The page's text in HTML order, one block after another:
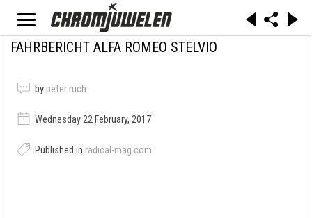
FAHRBERICHT ALFA ROMEO STELVIO
by peter ruch
Wednesday 22 February, 2017
Published in radical-mag.com